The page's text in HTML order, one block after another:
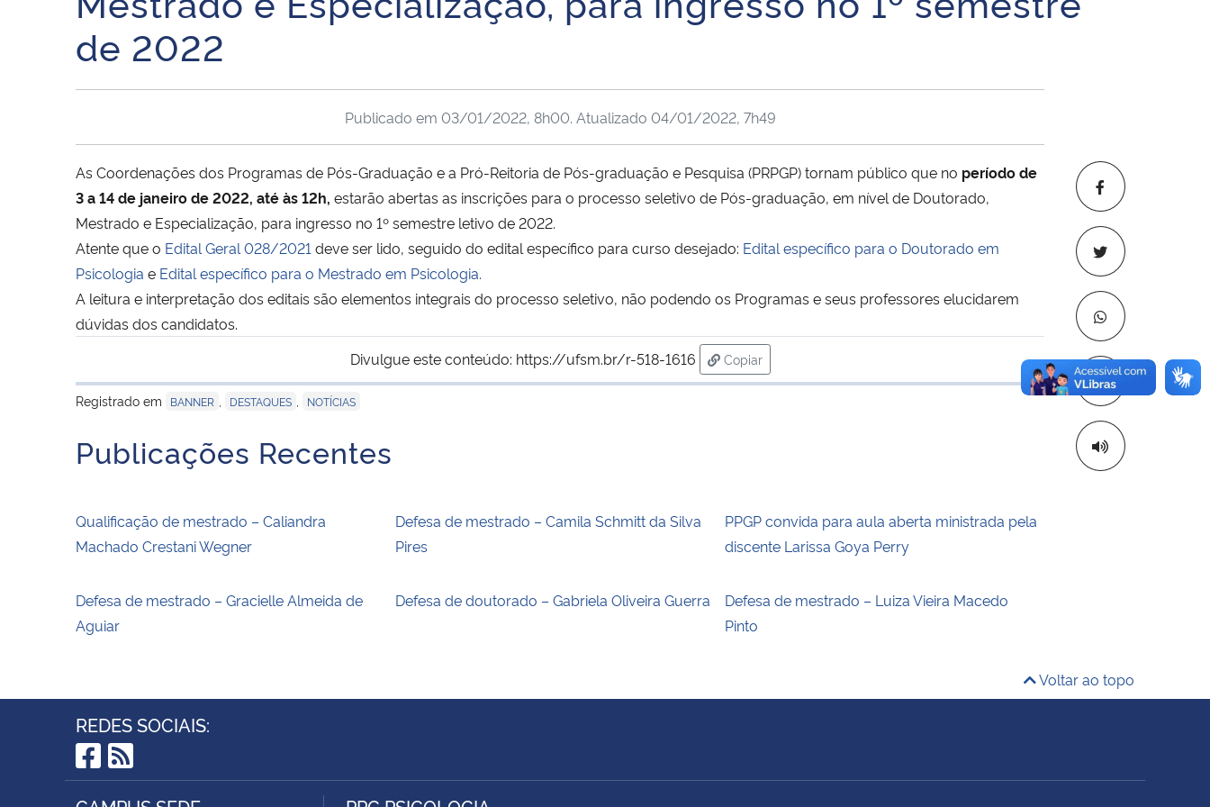
de 2022
Copiar para
Publicado em 03/01/2022, 8h00. Atualizado 04/01/2022, 7h49
As Coordenações dos Programas de Pós-Graduação e a Pró-Reitoria de Pós-graduação e Pesquisa (PRPGP) tornam público que no período de
3 a 14 de janeiro de 2022, até às 12h, estarão abertas as inscrições para o processo seletivo de Pós-graduação, em nível de Doutorado,
Mestrado e Especialização, para ingresso no 1º semestre letivo de 2022.
Atente que o Edital Geral 028/2021 deve ser lido, seguido do edital específico para curso desejado: Edital específico para o Doutorado em
Psicologia e Edital específico para o Mestrado em Psicologia.
A leitura e interpretação dos editais são elementos integrais do processo seletivo, não podendo os Programas e seus professores elucidarem
dúvidas dos candidatos.
Divulgue este conteúdo: https://ufsm.br/r-518-1616
Copiar
para área de transferência
Registrado em
BANNER DESTAQUES NOTÍCIAS
Publicações Recentes
Qualificação de mestrado – Caliandra
Machado Crestani Wegner
Defesa de mestrado – Camila Schmitt da Silva
Pires
PPGP convida para aula aberta ministrada pela
discente Larissa Goya Perry
Defesa de mestrado – Gracielle Almeida de
Aguiar
Defesa de doutorado – Gabriela Oliveira Guerra
Defesa de mestrado – Luiza Vieira Macedo
Pinto
Voltar ao topo
REDES SOCIAIS:
Facebook
RSS